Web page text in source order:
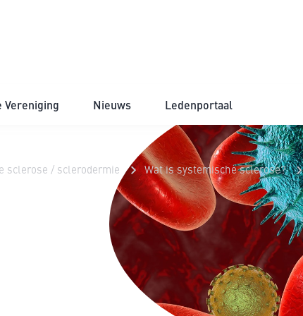
Vereniging Nieuws Ledenportaal
sclerose / sclerodermie Wat is systemische sclerose?